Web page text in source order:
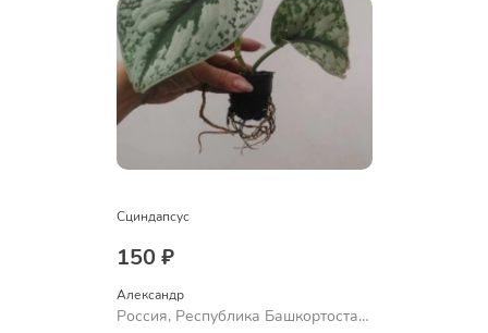
Сциндапсус
150 ₽
Александр
Россия, Республика Башкортостан,